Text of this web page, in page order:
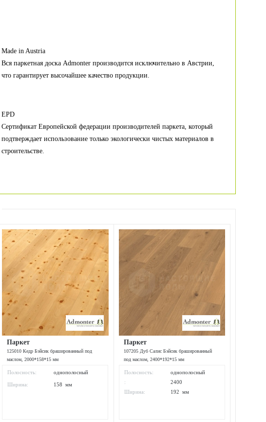
Made in Austria
Вся паркетная доска Admonter производится исключительно в Австрии,
что гарантирует высочайшее качество продукции.
EPD
Сертификат Европейской федерации производителей паркета, который
подтверждает использование только экологически чистых материалов в
строительстве.
Паркет
125010 Кедр Бэйсик брашированный под
маслом, 2000*158*15 мм
Полосность: однополосный
Ширина: 158 мм
Паркет
107205 Дуб Салис Бэйсик брашированный
под маслом, 2400*192*15 мм
Полосность:
однополосный
:
2400
Ширина:
192 мм